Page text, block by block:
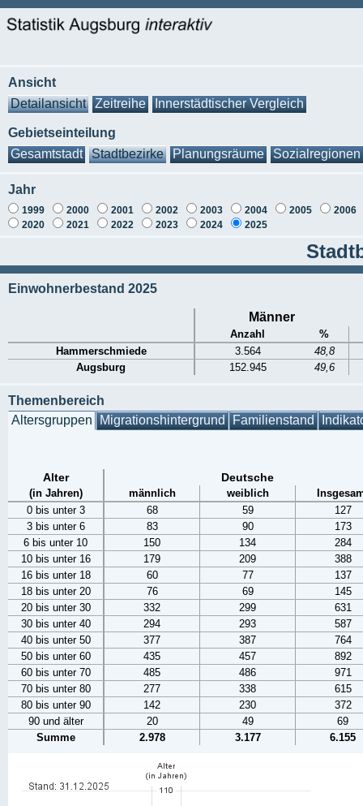
Ansicht
Detailansicht
Zeitreihe Innerstädtischer Vergleich
Gebietseinteilung
Gesamtstadt
Stadtbezirke Planungsräume Sozialregionen
Jahr
1999 2000 2001 2002 2003 2004 2005
2006
2020
2021 2022 2023 2024 2025
Einwohnerbestand 2025
Männer
Anzahl
%
Hammerschmiede
3.564
48,8
Augsburg
152.945 49,6
Themenbereich
Altersgruppen Migrationshintergrund Familienstand
Alter Deutsche
(in Jahren) männlich weiblich
0 bis unter 3
68 59
127
3 bis unter 6
83 90
173
6 bis unter 10
150 134
284
10 bis unter 16
179 209
388
16 bis unter 18
60 77
137
18 bis unter 20
76 69
145
20 bis unter 30
332 299
631
30 bis unter 40
294 293
587
40 bis unter 50
377 387
764
50 bis unter 60
435 457
892
60 bis unter 70
485 486
971
70 bis unter 80
277 338
615
80 bis unter 90
142 230
372
90 und älter
20 49
69
Summe
2.978 3.177 6.155